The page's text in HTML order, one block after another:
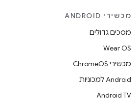
מכשירי ANDROID
מסכים גדולים
Wear OS
מכשירי ChromeOS
Android למכוניות
Android TV